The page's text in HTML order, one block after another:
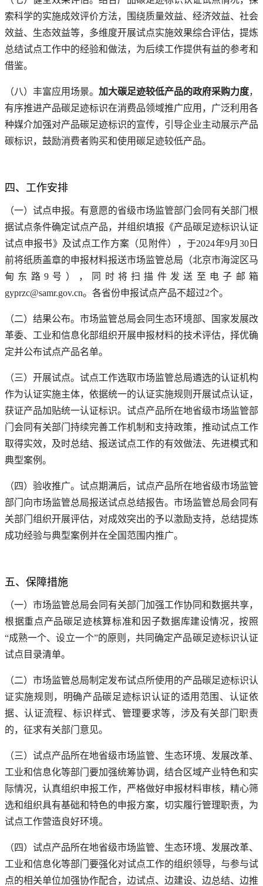
索科学的实施成效评价方法，围绕质量效益、经济效益、社会
效益、生态效益等，多维度开展试点实施效果综合评估，提炼
总结试点工作中的经验和做法，为后续工作提供有益的参考和
借鉴。
（八）丰富应用场景。 加大碳足迹较低产品的政府采购力度，
有序推进产品碳足迹标识在消费品领域推广应用，广泛利用各
种媒介加强对产品碳足迹标识的宣传，引导企业主动展示产品
碳标识，鼓励消费者购买和使用碳足迹较低产品。
四、工作安排
（一）试点申报。有意愿的省级市场监管部门会同有关部门根
据试点条件确定试点产品，并组织填报《产品碳足迹标识认证
试点申报书》及试点工作方案（见附件），于2024年9月30日
前将纸质盖章的申报材料报送市场监管总局（北京市海淀区马
甸东路9号），同时将扫描件发送至电子邮箱
gyprzc@samr.gov.cn。各省份申报试点产品不超过2个。
（二）结果公布。市场监管总局会同生态环境部、国家发展改
革委、工业和信息化部组织开展申报材料的技术评估，择优确
定并公布试点产品名单。
（三）开展试点。试点工作选取市场监管总局遴选的认证机构
作为认证实施主体，依据统一的认证实施规则开展试点认证，
获证产品加贴统一认证标识。试点产品所在地省级市场监管部
门会同有关部门持续完善工作机制和支持政策，推动试点工作
取得实效，及时总结、报送试点工作的有效做法、先进模式和
典型案例。
（四）验收推广。试点期满后，试点产品所在地省级市场监管
部门向市场监管总局报送试点总结报告。市场监管总局会同有
关部门组织开展评估，对成效突出的予以激励支持，总结提炼
成功经验与典型案例并在全国范围内推广。
五、保障措施
（一）市场监管总局会同有关部门加强工作协同和数据共享，
根据重点产品碳足迹核算标准和因子数据库建设情况，按照
“成熟一个、设立一个”的原则，共同确定产品碳足迹标识认证
试点目录清单。
（二）市场监管总局制定发布试点所使用的产品碳足迹标识认
证实施规则，明确产品碳足迹标识认证的适用范围、认证依
据、认证流程、标识样式、管理要求等，涉及有关部门职责
的，征求有关部门意见。
（三）试点产品所在地省级市场监管、生态环境、发展改革、
工业和信息化等部门要加强统筹协调，结合区域产业特色和实
际情况，认真组织申报工作，严格做好申报材料审核，精心筛
选和组织具有基础和特色的申报方案，切实履行管理职责，为
试点工作营造良好环境。
（四）试点产品所在地省级市场监管、生态环境、发展改革、
工业和信息化等部门要强化对试点工作的组织领导，与参与试
点的相关单位加强协作配合，边试点、边建设、边总结、边推